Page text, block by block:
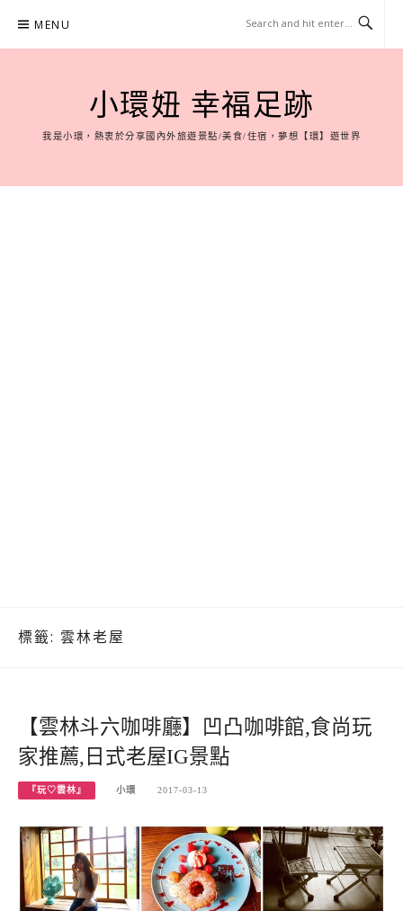
content
MENU
小環妞 幸福足跡
我是小環，熱衷於分享國內外旅遊景點/美食/住宿，夢想【環】遊世界
標籤: 雲林老屋
【雲林斗六咖啡廳】凹凸咖啡館,食尚玩
家推薦,日式老屋IG景點
『玩♡雲林』 小環 2017-03-13